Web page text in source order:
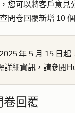
您可以將客戶意見
問卷回覆新增 10
年 5 月 15 日起
詳細資訊，請參閱
卷回覆